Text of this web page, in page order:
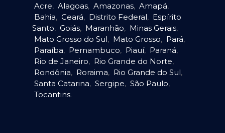
Acre, Alagoas, Amazonas, Amapá,
Bahia, Ceará, Distrito Federal, Espírito
Santo, Goiás, Maranhão, Minas Gerais,
Mato Grosso do Sul, Mato Grosso, Pará,
Paraíba, Pernambuco, Piauí, Paraná,
Rio de Janeiro, Rio Grande do Norte,
Rondônia, Roraima, Rio Grande do Sul,
Santa Catarina, Sergipe, São Paulo,
Tocantins.